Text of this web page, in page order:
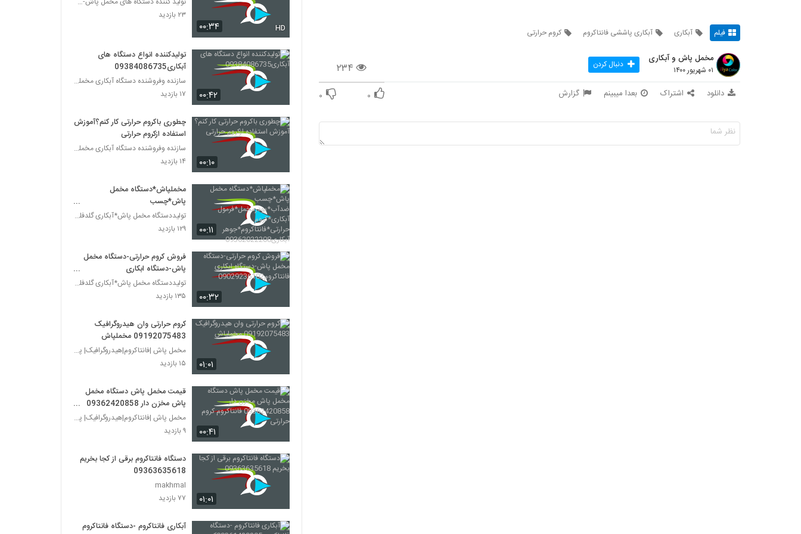
فیلم آبکاری آبکاری پاششی فانتاکروم کروم حرارتی
۲۳۴
مخمل پاش و آبکاری
۰۱ شهریور ۱۴۰۰ دنبال کردن
دانلود اشتراک بعدا میبینم گزارش ۰ ۰
۰۰:۳۴ HD
۲۳ بازدید
۰۰:۴۲
تولیدکننده انواع دستگاه های
آبکاری09384086735
سازنده وفروشنده دستگاه آبکاری مخملپاش هیدروگرافیک
۱۷ بازدید
۰۰:۱۰
چطوری باکروم حرارتی کار کنم؟آموزش
استفاده ازکروم حرارتی
سازنده وفروشنده دستگاه آبکاری مخملپاش هیدروگرافیک
۱۴ بازدید
۰۰:۱۱
مخملپاش*دستگاه مخمل
پاش*چسب
ضدآب*پودرمخمل*فرمول
آبکاری*کروم حرارتی*فانتاکروم*جوهر
آبکاری09362022208
تولیددستگاه مخمل پاش*آبکاری گلدفلوک 09106565375
۱۲۹ بازدید
۰۰:۳۲
فروش کروم حرارتی-دستگاه مخمل
پاش-دستگاه ابکاری
فانتاکروم09029236102
تولیددستگاه مخمل پاش*آبکاری گلدفلوک 09106565375
۱۳۵ بازدید
۰۱:۰۱
کروم حرارتی وان هیدروگرافیک
09192075483 مخملپاش
مخمل پاش |فانتاکروم|هیدروگرافیک| پودر مخمل 0936242
۱۵ بازدید
۰۰:۴۱
قیمت مخمل پاش دستگاه مخمل
پاش مخزن دار 09362420858
فانتاکروم کروم حرارتی
مخمل پاش |فانتاکروم|هیدروگرافیک| پودر مخمل 0936242
۹ بازدید
۰۱:۰۱
دستگاه فانتاکروم برقی از کجا بخریم
09363635618
makhmal
۷۷ بازدید
آبکاری فانتاکروم -دستگاه فانتاکروم